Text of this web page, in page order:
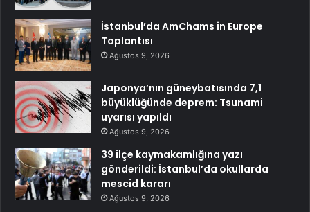
İstanbul’da AmChams in Europe
Toplantısı
Ağustos 9, 2026
Japonya’nın güneybatısında 7,1
büyüklüğünde deprem: Tsunami
uyarısı yapıldı
Ağustos 9, 2026
39 ilçe kaymakamlığına yazı
gönderildi: İstanbul’da okullarda
mescid kararı
Ağustos 9, 2026